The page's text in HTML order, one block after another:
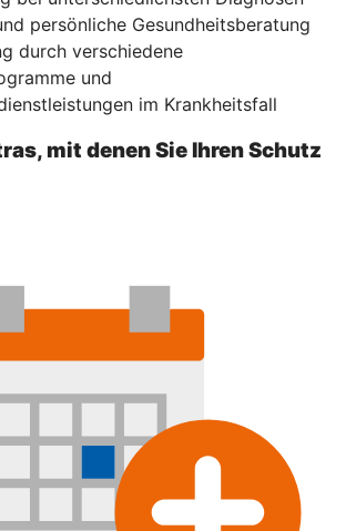
persönliche Gesundheitsberatung
durch verschiedene
und
im Krankheitsfall
mit denen Sie Ihren Schutz